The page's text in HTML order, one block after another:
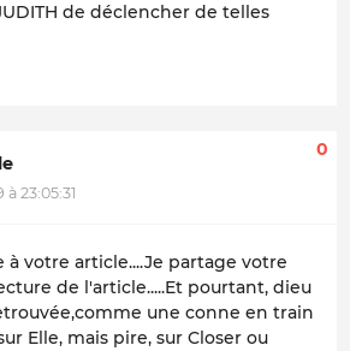
de déclencher de telles
23:05:31
0
votre article....Je partage votre
de l'article.....Et pourtant, dieu
une conne en train
Elle, mais pire, sur Closer ou